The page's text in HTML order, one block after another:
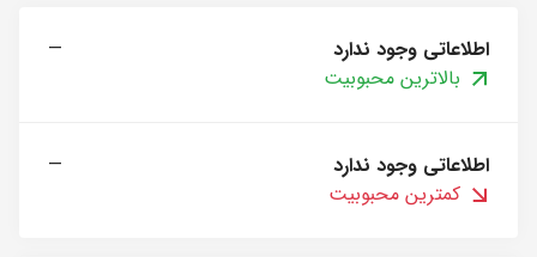
اطلاعاتی وجود ندارد
—
بالاترین محبوبیت
اطلاعاتی وجود ندارد
—
کمترین محبوبیت